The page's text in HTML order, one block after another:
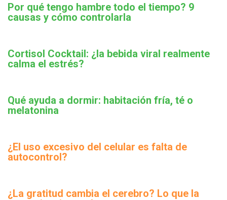
Por qué tengo hambre todo el tiempo? 9
causas y cómo controlarla
Cortisol Cocktail: ¿la bebida viral realmente
calma el estrés?
Qué ayuda a dormir: habitación fría, té o
melatonina
¿El uso excesivo del celular es falta de
autocontrol?
¿La gratitud cambia el cerebro? Lo que la